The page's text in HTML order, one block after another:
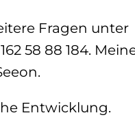
Fragen unter
58 88 184.
Entwicklung.